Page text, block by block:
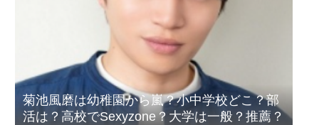
菊池風磨は幼稚園から嵐？小中学校どこ？部
活は？高校でSexyzone？大学は一般？推薦？